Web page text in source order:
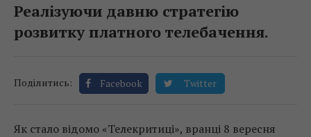
Реалізуючи давню стратегію
розвитку платного телебачення.
Поділитись: Facebook Twitter
Як стало відомо «Телекритиці», вранці 8 вересня